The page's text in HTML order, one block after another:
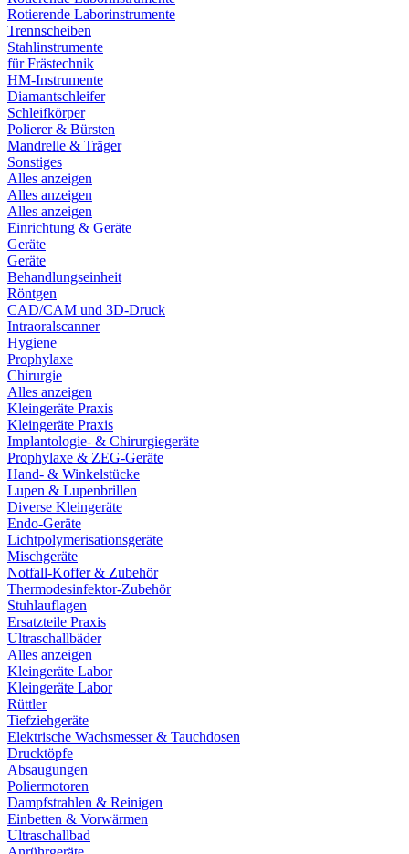
Rotierende Laborinstrumente
Trennscheiben
Stahlinstrumente
für Frästechnik
HM-Instrumente
Diamantschleifer
Schleifkörper
Polierer & Bürsten
Mandrelle & Träger
Sonstiges
Alles anzeigen
Alles anzeigen
Alles anzeigen
Einrichtung & Geräte
Geräte
Geräte
Behandlungseinheit
Röntgen
CAD/CAM und 3D-Druck
Intraoralscanner
Hygiene
Prophylaxe
Chirurgie
Alles anzeigen
Kleingeräte Praxis
Kleingeräte Praxis
Implantologie- & Chirurgiegeräte
Prophylaxe & ZEG-Geräte
Hand- & Winkelstücke
Lupen & Lupenbrillen
Diverse Kleingeräte
Endo-Geräte
Lichtpolymerisationsgeräte
Mischgeräte
Notfall-Koffer & Zubehör
Thermodesinfektor-Zubehör
Stuhlauflagen
Ersatzteile Praxis
Ultraschallbäder
Alles anzeigen
Kleingeräte Labor
Kleingeräte Labor
Rüttler
Tiefziehgeräte
Elektrische Wachsmesser & Tauchdosen
Drucktöpfe
Absaugungen
Poliermotoren
Dampfstrahlen & Reinigen
Einbetten & Vorwärmen
Ultraschallbad